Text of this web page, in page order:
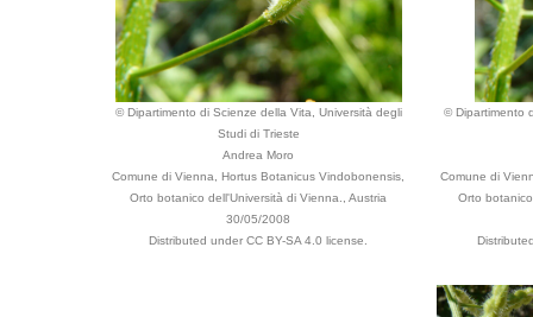
© Dipartimento di Scienze della Vita, Università degli
Studi di Trieste
Andrea Moro
Comune di Vienna, Hortus Botanicus Vindobonensis,
Orto botanico dell'Università di Vienna., Austria
30/05/2008
Distributed under CC BY-SA 4.0 license.
© Dipartimento
Comune di
Orto